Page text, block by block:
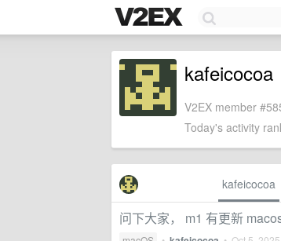
kafeicocoa
V2EX member
Today's activity
kafeicocoa
问下大家， m1 有更新